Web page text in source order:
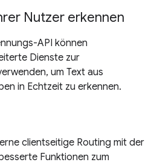
Nutzer erkennen
API können
Dienste zur
um Text aus
in Echtzeit zu erkennen.
clientseitige Routing mit der
Funktionen zum